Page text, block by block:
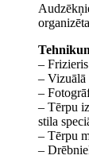
–
– Vizuālā
–
– Tērpu
stila
– Tērpu
–